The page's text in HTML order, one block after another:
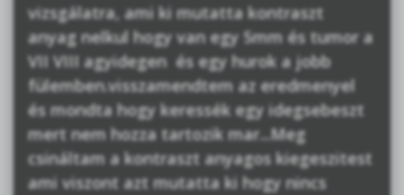
vizsgálatra, ami ki mutatta kontraszt
anyag nelkul hogy van egy 5mm és tumor a
VII VIII agyidegen és egy hurok a jobb
fülemben.visszamendtem az eredmenyel
és mondta hogy keressék egy idegsebeszt
mert nem hozza tartozik mar...Meg
csináltam a kontraszt anyagos kiegeszitest
ami viszont azt mutatta ki hogy nincs